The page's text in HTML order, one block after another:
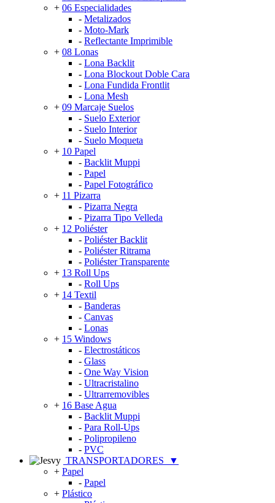
+ 06 Especialidades
- Metalizados
- Moto-Mark
- Reflectante Imprimible
+ 08 Lonas
- Lona Backlit
- Lona Blockout Doble Cara
- Lona Fundida Frontlit
- Lona Mesh
+ 09 Marcaje Suelos
- Suelo Exterior
- Suelo Interior
- Suelo Moqueta
+ 10 Papel
- Backlit Muppi
- Papel
- Papel Fotográfico
+ 11 Pizarra
- Pizarra Negra
- Pizarra Tipo Velleda
+ 12 Poliéster
- Poliéster Backlit
- Poliéster Ritrama
- Poliéster Transparente
+ 13 Roll Ups
- Roll Ups
+ 14 Textil
- Banderas
- Canvas
- Lonas
+ 15 Windows
- Electrostáticos
- Glass
- One Way Vision
- Ultracristalino
- Ultrarremovibles
+ 16 Base Agua
- Backlit Muppi
- Para Roll-Ups
- Polipropileno
- PVC
TRANSPORTADORES
▼
+ Papel
- Papel
+ Plástico